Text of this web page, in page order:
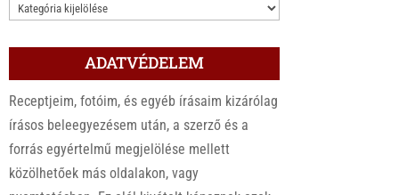
KATEGÓRIÁK
ADATVÉDELEM
Receptjeim, fotóim, és egyéb írásaim kizárólag
írásos beleegyezésem után, a szerző és a
forrás egyértelmű megjelölése mellett
közölhetőek más oldalakon, vagy